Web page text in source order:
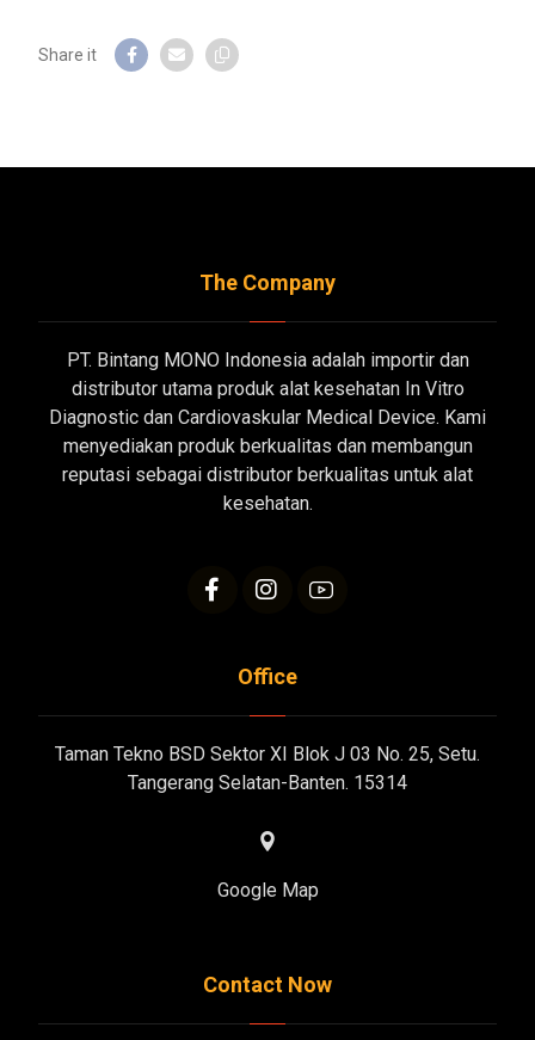
The Company
PT. Bintang MONO Indonesia adalah importir dan
distributor utama produk alat kesehatan In Vitro
Diagnostic dan Cardiovaskular Medical Device. Kami
menyediakan produk berkualitas dan membangun
reputasi sebagai distributor berkualitas untuk alat
kesehatan.
Office
Taman Tekno BSD Sektor XI Blok J 03 No. 25, Setu.
Tangerang Selatan-Banten. 15314
Google Map
Contact Now